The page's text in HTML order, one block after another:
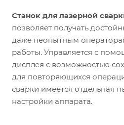
Станок для лазерной
позволяет получать
даже неопытным
работы. Управляется с
дисплея с возможностью
для повторяющихся
сварки имеется отдельная
настройки аппарата.